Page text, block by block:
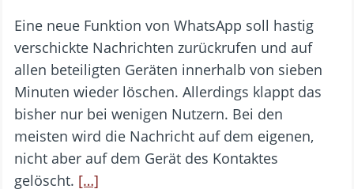
Eine neue Funktion von WhatsApp soll hastig
verschickte Nachrichten zurückrufen und auf
allen beteiligten Geräten innerhalb von sieben
Minuten wieder löschen. Allerdings klappt das
bisher nur bei wenigen Nutzern. Bei den
meisten wird die Nachricht auf dem eigenen,
nicht aber auf dem Gerät des Kontaktes
gelöscht. […]